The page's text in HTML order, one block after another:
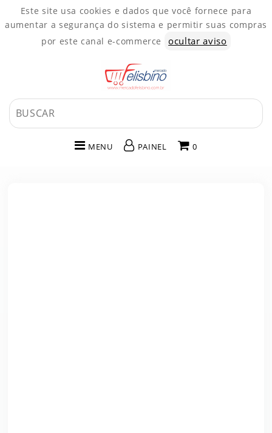
Este site usa cookies e dados que você fornece para
aumentar a segurança do sistema e permitir suas compras
por este canal e-commerce
MENU PAINEL 0